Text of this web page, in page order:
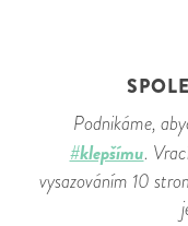
Podnikáme,
#klepšímu.
vysazováním 10